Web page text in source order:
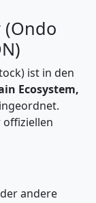
(Ondo
ist in den
Ecosystem,
andere